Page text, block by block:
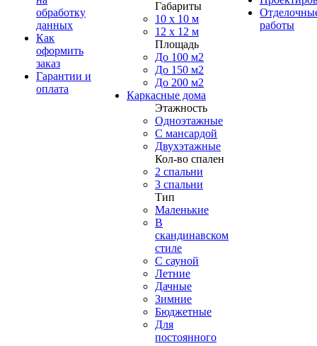
обработку
данных
Как
оформить
заказ
Гарантии и
оплата
Габариты
10 x 10 м
12 x 12 м
Площадь
До 100 м2
До 150 м2
До 200 м2
Каркасные дома
Этажность
Одноэтажные
С мансардой
Двухэтажные
Кол-во спален
2 спальни
3 спальни
Тип
Маленькие
В
скандинавском
стиле
С сауной
Летние
Дачные
Зимние
Бюджетные
Для
постоянного
работы